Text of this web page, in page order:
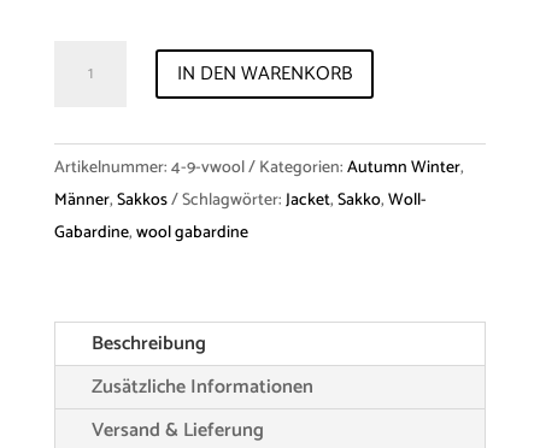
"Hector"
Menge
IN DEN WARENKORB
Artikelnummer:4-9-vwool Kategorien:Autumn Winter,
Männer,Sakkos Schlagwörter:Jacket,Sakko,Woll-
Gabardine,wool gabardine
Beschreibung
Zusätzliche Informationen
Versand & Lieferung